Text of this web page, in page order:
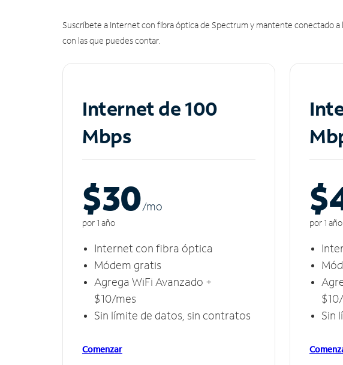
Suscríbete a Internet con fibra óptica de Spectrum y mantente conectado
con las que puedes contar.
Internet de 100
Mbps
$30/mo
por 1 año
Internet con fibra óptica
Módem gratis
Agrega WiFi Avanzado +
$10/mes
Sin límite de datos, sin contratos
Comenzar
por 1 año
Sin